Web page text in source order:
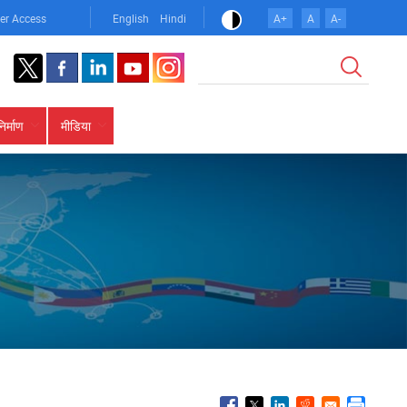
Access English Hindi A+ A A-
मीडिया